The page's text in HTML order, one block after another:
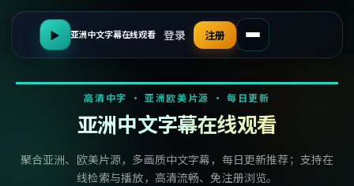
▶ 亚洲中文字幕在线观看 登录 注册
高清中字 · 亚洲欧美片源 · 每日更新
亚洲中文字幕在线观看
聚合亚洲、欧美片源，多画质中文字幕，每日更新推荐；支持在
线检索与播放，高清流畅、免注册浏览。